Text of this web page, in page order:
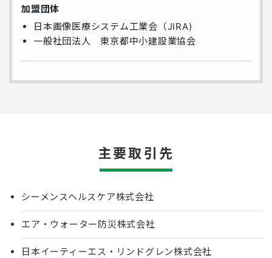
加盟団体
日本画像医療システム工業会（JIRA)
一般社団法人 東京都中小建設業協会
主要取引先
シーメンスヘルスケア株式会社
エア・ウォーター防災株式会社
日本イーティーエス・リンドグレン株式会社